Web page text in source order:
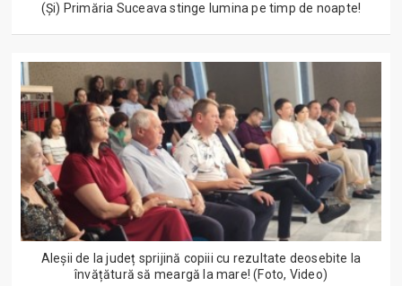
(Și) Primăria Suceava stinge lumina pe timp de noapte!
Aleșii de la județ sprijină copiii cu rezultate deosebite la
învățătură să meargă la mare! (Foto, Video)